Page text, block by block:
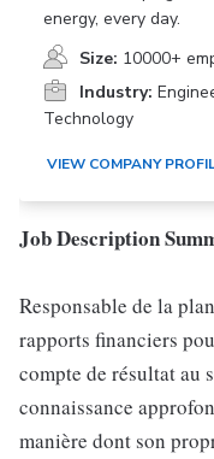
energy, every day.
Size: 10000+
Industry:
Technology
VIEW COMPANY
Job Description
Responsable de la
rapports financiers
compte de résultat au
connaissance
manière dont son